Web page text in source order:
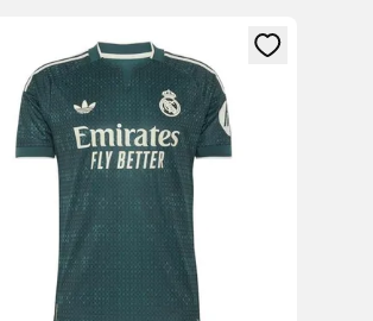
ως μέλος
ένα Modal για να συνδεθείτε ή να